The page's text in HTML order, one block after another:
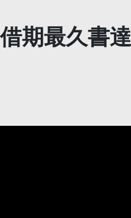
期最久書達